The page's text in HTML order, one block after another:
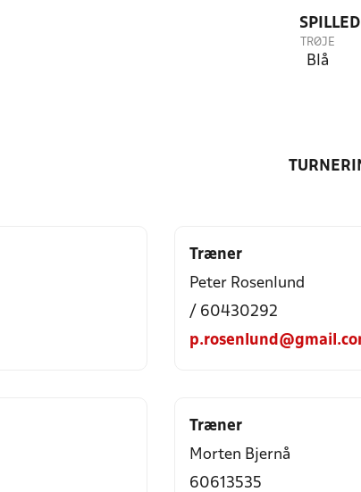
TRØJE
Blå
Træner
Peter Rosenlund
/ 60430292
Træner
Morten Bjernå
60613535